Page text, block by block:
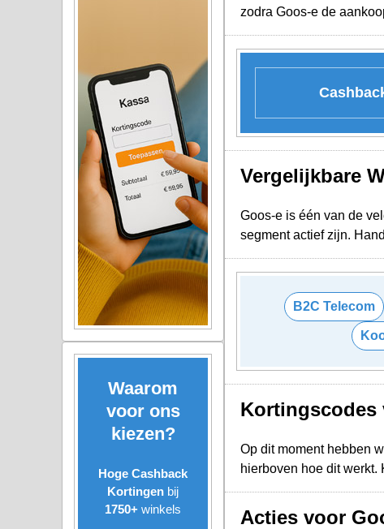
Waarom
voor ons
kiezen?
Hoge Cashback
Kortingen bij
1750+ winkels
zodra Goos-e de
Vergelijkbare
Goos-e is één van de
segment actief zijn.
B2C Telecom
Kortingscodes
Op dit moment hebben
hierboven hoe dit
Acties voor